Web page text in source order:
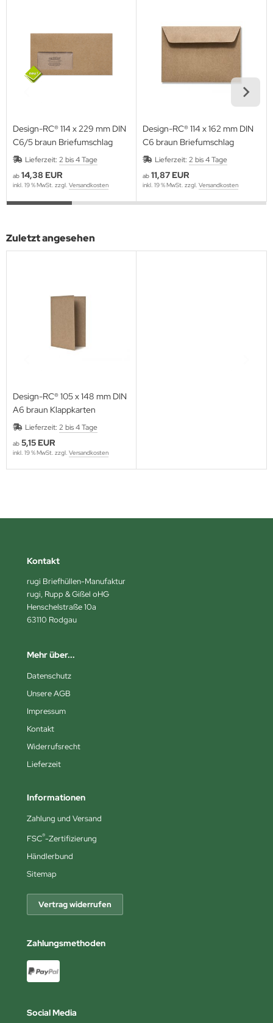
Design-RC® 114 x 229 mm DIN
C6/5 braun Briefumschlag
Lieferzeit: 2 bis 4 Tage
ab 14,38 EUR
inkl. 19 % MwSt. zzgl. Versandkosten
Design-RC® 114 x 162 mm DIN
C6 braun Briefumschlag
Lieferzeit: 2 bis 4 Tage
ab 11,87 EUR
inkl. 19 % MwSt. zzgl. Versandkosten
Zuletzt angesehen
Design-RC® 105 x 148 mm DIN
A6 braun Klappkarten
Lieferzeit: 2 bis 4 Tage
ab 5,15 EUR
inkl. 19 % MwSt. zzgl. Versandkosten
Kontakt
rugi Briefhüllen-Manufaktur
rugi, Rupp & Gißel oHG
Henschelstraße 10a
63110 Rodgau
Mehr über...
Datenschutz
Unsere AGB
Impressum
Kontakt
Widerrufsrecht
Lieferzeit
Informationen
Zahlung und Versand
FSC®-Zertifizierung
Händlerbund
Sitemap
Vertrag widerrufen
Zahlungsmethoden
Social Media